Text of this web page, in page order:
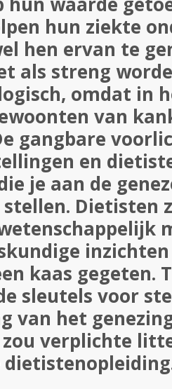
hun ziekte
hen ervan te
als streng
omdat in
van
gangbare
en
je aan de
Dietisten
kaas gegeten.
sleutels voor
van het
zou verplichte